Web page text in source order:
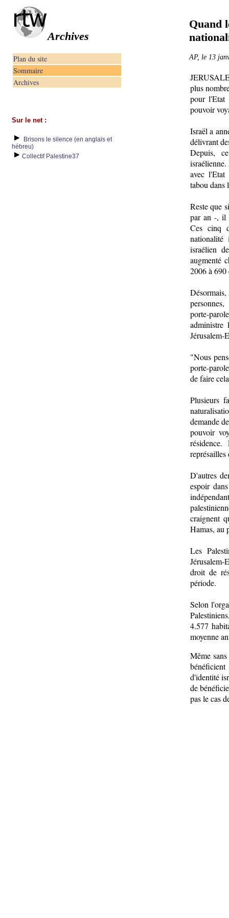
Archives
Plan du site
Sommaire
Archives
Sur le net :
Brisons le silence (en anglais et
hébreu)
Collectif Palestine37
Quand
AP, le 13
plus
pour l'Etat
pouvoir
Israël a
délivrant
Depuis,
avec l'Etat
tabou dans
Reste que
par an -, il
Ces cinq
israélien
augmenté
2006 à 690
porte-
Jérusalem-
"Nous
porte-
de faire
Plusieurs
demande
pouvoir
D'autres
espoir
craignent
Hamas, au
Les
Jérusalem-
droit de
période.
Selon
4.577
moyenne
Même
d'identité
de
pas le cas